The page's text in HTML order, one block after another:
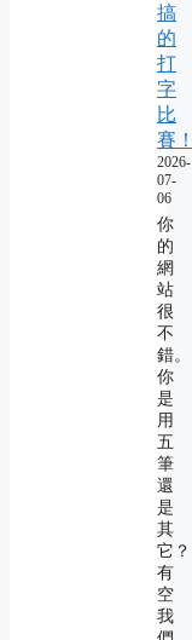
搞
的
打
字
比
賽！
2026-
07-
06
你
的
網
站
很
不
錯。
你
是
用
五
筆
還
是
其
它？
有
空
我